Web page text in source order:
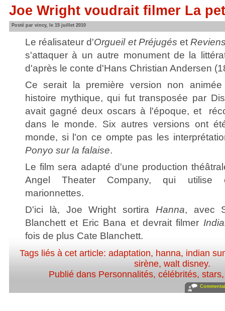
Joe Wright voudrait filmer La
Posté par vincy, le 15 juillet 2010
Le réalisateur d'Orgueil et Préjugés et
s'attaquer à un autre monument de la
d'après le conte d'Hans Christian Andersen
Ce serait la première version non
histoire mythique, qui fut transposée par
avait gagné deux oscars à l'époque, et
dans le monde. Six autres versions ont
monde, si l'on ce ompte pas les
Ponyo sur la falaise.
Le film sera adapté d'une production
Angel Theater Company, qui utilise
marionnettes.
D'ici là, Joe Wright sortira Hanna, avec
Blanchett et Eric Bana et devrait filmer
fois de plus Cate Blanchett.
Tags liés à cet article: adaptation, hanna, indian
sirène, walt disney.
Publié dans Personnalités, célébrités, stars